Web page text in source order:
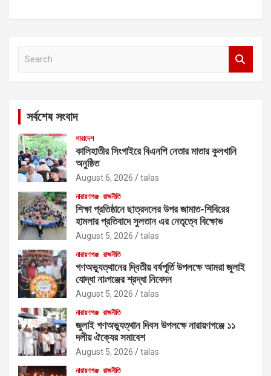
সর্বশেষ সংবাদ
সারাদেশ
কালিহাতীর সিংগাইরে বিএনপি নেতার মাতার কুলখানি
অনুষ্ঠিত
August 6, 2026 talas
নারায়ণগঞ্জ রাজনীতি
শিক্ষা প্রতিষ্ঠানে ছাত্রদলের উপর জামাত-শিবিরের
হামলার প্রতিবাদে সুলতান এর নেতৃত্বে বিক্ষোভ
August 5, 2026 talas
নারায়ণগঞ্জ রাজনীতি
গণঅভ্যুত্থানের দ্বিতীয় বর্ষপূর্তি উপলক্ষে আমরা জুলাই
যোদ্ধা নাঃগঞ্জের শ্রদ্ধা নিবেদন
August 5, 2026 talas
নারায়ণগঞ্জ রাজনীতি
জুলাই গণঅভ্যুত্থান দিবস উপলক্ষে নারায়ণগঞ্জে ১১
দলীয় ঐক্যের সমাবেশ
August 5, 2026 talas
নারায়ণগঞ্জ রাজনীতি